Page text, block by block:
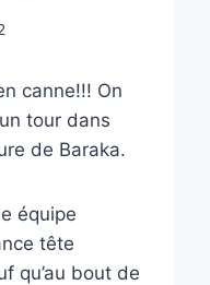
canne!!! On
tour dans
de Baraka.
équipe
tête
qu’au bout de